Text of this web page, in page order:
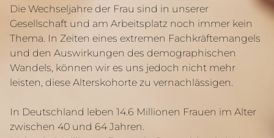
Die Wechseljahre der Frau sind in unserer
Gesellschaft und am Arbeitsplatz noch immer kein
Thema. In Zeiten eines extremen Fachkräftemangels
und den Auswirkungen des demographischen
Wandels, können wir es uns jedoch nicht mehr
leisten, diese Alterskohorte zu vernachlässigen.
In Deutschland leben 14.6 Millionen Frauen im Alter
zwischen 40 und 64 Jahren.